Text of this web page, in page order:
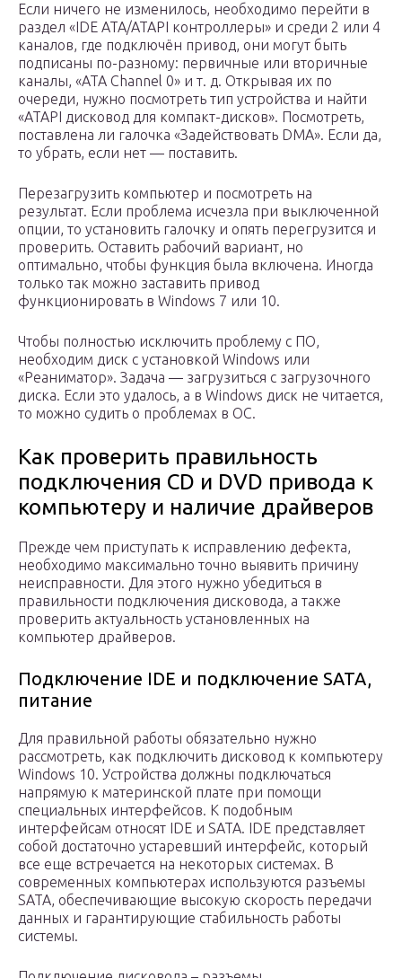
Если ничего не изменилось, необходимо перейти в
раздел «IDE ATA/ATAPI контроллеры» и среди 2 или 4
каналов, где подключён привод, они могут быть
подписаны по-разному: первичные или вторичные
каналы, «ATA Channel 0» и т. д. Открывая их по
очереди, нужно посмотреть тип устройства и найти
«ATAPI дисковод для компакт-дисков». Посмотреть,
поставлена ли галочка «Задействовать DMA». Если да,
то убрать, если нет — поставить.
Перезагрузить компьютер и посмотреть на
результат. Если проблема исчезла при выключенной
опции, то установить галочку и опять перегрузится и
проверить. Оставить рабочий вариант, но
оптимально, чтобы функция была включена. Иногда
только так можно заставить привод
функционировать в Windows 7 или 10.
Чтобы полностью исключить проблему с ПО,
необходим диск с установкой Windows или
«Реаниматор». Задача — загрузиться с загрузочного
диска. Если это удалось, а в Windows диск не читается,
то можно судить о проблемах в ОС.
Как проверить правильность
подключения CD и DVD привода к
компьютеру и наличие драйверов
Прежде чем приступать к исправлению дефекта,
необходимо максимально точно выявить причину
неисправности. Для этого нужно убедиться в
правильности подключения дисковода, а также
проверить актуальность установленных на
компьютер драйверов.
Подключение IDE и подключение SATA,
питание
Для правильной работы обязательно нужно
рассмотреть, как подключить дисковод к компьютеру
Windows 10. Устройства должны подключаться
напрямую к материнской плате при помощи
специальных интерфейсов. К подобным
интерфейсам относят IDE и SATA. IDE представляет
собой достаточно устаревший интерфейс, который
все еще встречается на некоторых системах. В
современных компьютерах используются разъемы
SATA, обеспечивающие высокую скорость передачи
данных и гарантирующие стабильность работы
системы.